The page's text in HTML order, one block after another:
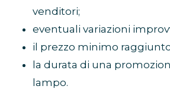
venditori;
eventuali variazioni
il prezzo minimo
la durata di una
lampo.